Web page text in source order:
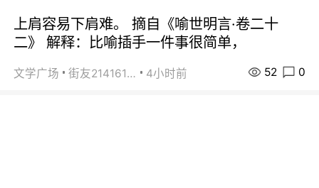
上肩容易下肩难。 摘自《喻世明言·卷二十
二》 解释：比喻插手一件事很简单，
文学广场 街友21416156 4小时前 52 0